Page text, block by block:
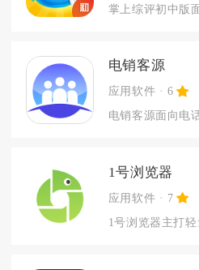
电销客源
应用软件 6
1号浏览器
应用软件 7